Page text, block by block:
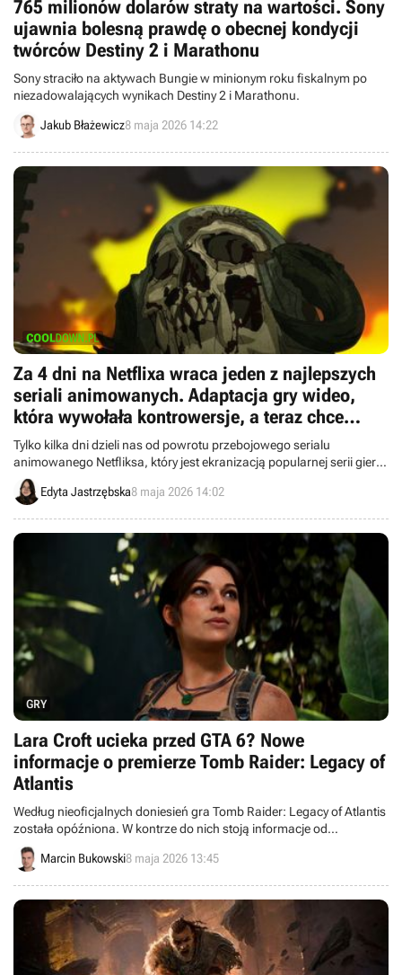
765 milionów dolarów straty na wartości. Sony
ujawnia bolesną prawdę o obecnej kondycji
twórców Destiny 2 i Marathonu
Sony straciło na aktywach Bungie w minionym roku fiskalnym po
niezadowalających wynikach Destiny 2 i Marathonu.
Jakub Błażewicz8 maja 2026 14:22
Za 4 dni na Netflixa wraca jeden z najlepszych
seriali animowanych. Adaptacja gry wideo,
która wywołała kontrowersje, a teraz chce
odzyskać fanów
Tylko kilka dni dzieli nas od powrotu przebojowego serialu
animowanego Netfliksa, który jest ekranizacją popularnej serii gier
wideo.
Edyta Jastrzębska8 maja 2026 14:02
GRY
Lara Croft ucieka przed GTA 6? Nowe
informacje o premierze Tomb Raider: Legacy of
Atlantis
Według nieoficjalnych doniesień gra Tomb Raider: Legacy of Atlantis
została opóźniona. W kontrze do nich stoją informacje od
dewelopera pomagającego w pracach nad grą.
Marcin Bukowski8 maja 2026 13:45